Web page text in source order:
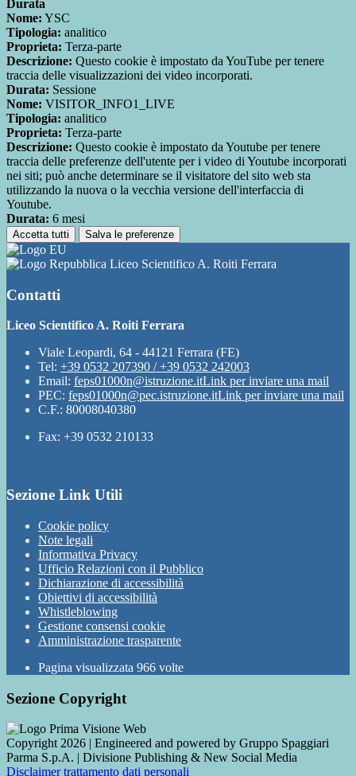
Durata
Nome: YSC
Tipologia: analitico
Proprieta: Terza-parte
Descrizione: Questo cookie è impostato da YouTube per tenere
traccia delle visualizzazioni dei video incorporati.
Durata: Sessione
Nome: VISITOR_INFO1_LIVE
Tipologia: analitico
Proprieta: Terza-parte
Descrizione: Questo cookie è impostato da Youtube per tenere
traccia delle preferenze dell'utente per i video di Youtube incorporati
nei siti; può anche determinare se il visitatore del sito web sta
utilizzando la nuova o la vecchia versione dell'interfaccia di
Youtube.
Durata: 6 mesi
Accetta tutti Salva le preferenze
Liceo Scientifico A. Roiti Ferrara
Contatti
Liceo Scientifico A. Roiti Ferrara
Viale Leopardi, 64 - 44121 Ferrara (FE)
Tel: +39 0532 207390 / +39 0532 242003
Email: feps01000n@istruzione.itLink per inviare una mail
PEC: feps01000n@pec.istruzione.itLink per inviare una mail
C.F.: 80008040380
Fax: +39 0532 210133
Sezione Link Utili
Cookie policy
Note legali
Informativa Privacy
Ufficio Relazioni con il Pubblico
Dichiarazione di accessibilità
Obiettivi di accessibilità
Whistleblowing
Gestione consensi cookie
Amministrazione trasparente
Pagina visualizzata 966 volte
Sezione Copyright
Copyright 2026 | Engineered and powered by Gruppo Spaggiari
Parma S.p.A. | Divisione Publishing & New Social Media
Disclaimer trattamento dati personali